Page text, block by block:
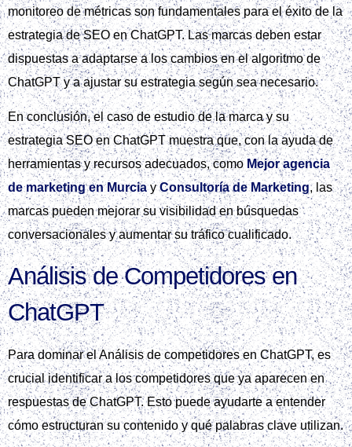
monitoreo de métricas son fundamentales para el éxito de la
estrategia de SEO en ChatGPT. Las marcas deben estar
dispuestas a adaptarse a los cambios en el algoritmo de
ChatGPT y a ajustar su estrategia según sea necesario.
En conclusión, el caso de estudio de la marca y su
estrategia SEO en ChatGPT muestra que, con la ayuda de
herramientas y recursos adecuados, como Mejor agencia
de marketing en MurciayConsultoría de Marketing, las
marcas pueden mejorar su visibilidad en búsquedas
conversacionales y aumentar su tráfico cualificado.
Análisis de Competidores en
ChatGPT
Para dominar el Análisis de competidores en ChatGPT, es
crucial identificar a los competidores que ya aparecen en
respuestas de ChatGPT. Esto puede ayudarte a entender
cómo estructuran su contenido y qué palabras clave utilizan.